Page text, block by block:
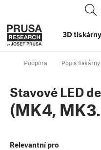
3D tiskárny
Podpora Popis tiskárny
Stavové LED
(MK4,
Relevantní pro